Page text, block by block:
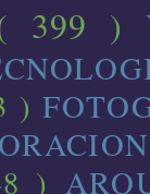
399 )
)
)